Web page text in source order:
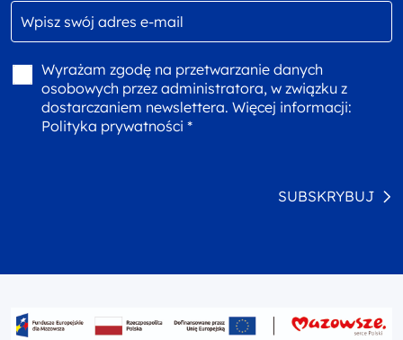
Wyrażam zgodę na przetwarzanie danych
osobowych przez administratora, w związku z
dostarczaniem newslettera. Więcej informacji:
Polityka prywatności *
SUBSKRYBUJ